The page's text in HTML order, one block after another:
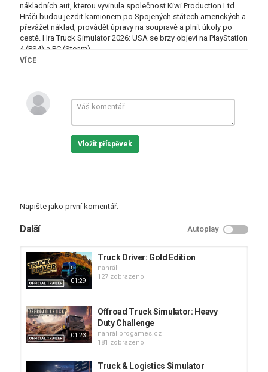
nákladních aut, kterou vyvinula společnost Kiwi Production Ltd.
Hráči budou jezdit kamionem po Spojených státech amerických a
převážet náklad, provádět úpravy na soupravě a plnit úkoly po
cestě. Hra Truck Simulator 2026: USA se brzy objeví na PlayStation
4 (PS4) a PC (Steam).
Tagy
KIWI PRODUCTION LTD
VÍCE
Vložit příspěvek
Napište jako první komentář.
Další Autoplay
01:29
Truck Driver: Gold Edition
nahrál
127 zobrazeno
01:23
Offroad Truck Simulator: Heavy
Duty Challenge
nahrál progames.cz
181 zobrazeno
Truck & Logistics Simulator